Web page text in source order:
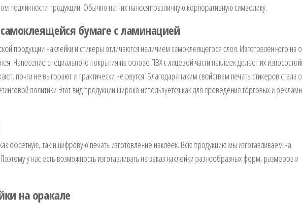
подлинности продукции. Обычно на них наносят различную корпоративную символику.
бумаге с ламинацией
продукции наклейки и стикеры отличаются наличием самоклеящегося слоя. Изготовленного на
Нанесение специального покрытия на основе ПВХ с лицевой части наклеек делает их
почти не выгорают и практически не рвутся. Благодаря таким свойствам печать стикеров стала
политики Этот вид продукции широко используется как для проведения торговых и
офсетную, так и цифровую печать изготовление наклеек. Всю продукцию мы изготавливаем на
у нас есть возможность изготавливать на заказ наклейки разнообразных форм, размеров и
на оракале